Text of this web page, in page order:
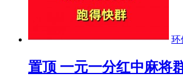
环
置顶 一元一分红中麻将